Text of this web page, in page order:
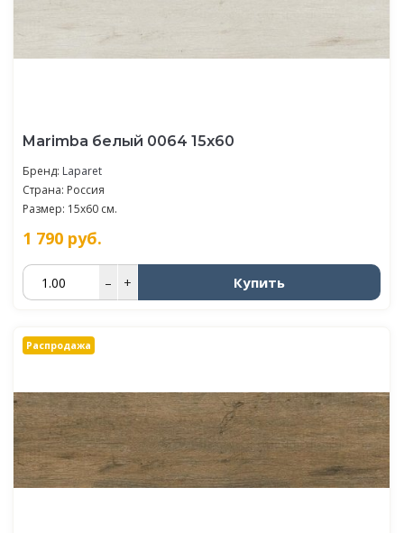
Marimba белый 0064 15х60
Бренд: Laparet
Страна: Россия
Размер: 15x60 см.
1 790 руб.
– + Купить
Распродажа